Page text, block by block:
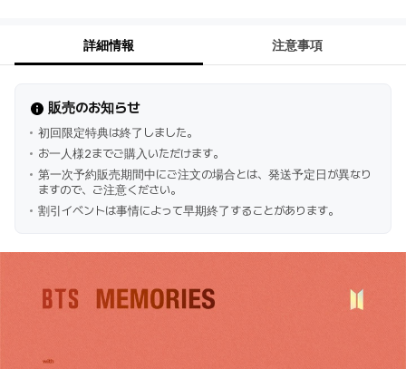
詳細情報 注意事項
販売のお知らせ
初回限定特典は終了しました。
お一人様2までご購入いただけます。
第一次予約販売期間中にご注文の場合とは、発送予定日が異なり
ますので、ご注意ください。
割引イベントは事情によって早期終了することがあります。